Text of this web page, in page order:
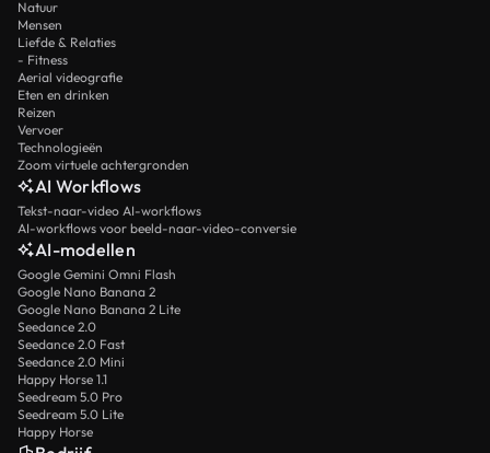
Natuur
Mensen
Liefde & Relaties
- Fitness
Aerial videografie
Eten en drinken
Reizen
Vervoer
Technologieën
Zoom virtuele achtergronden
AI Workflows
Tekst-naar-video AI-workflows
AI-workflows voor beeld-naar-video-conversie
AI-modellen
Google Gemini Omni Flash
Google Nano Banana 2
Google Nano Banana 2 Lite
Seedance 2.0
Seedance 2.0 Fast
Seedance 2.0 Mini
Happy Horse 1.1
Seedream 5.0 Pro
Seedream 5.0 Lite
Happy Horse